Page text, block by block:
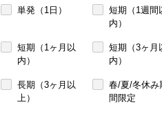
単発（1日）
短期（1週間
内）
短期（1ヶ月以
内）
短期（3ヶ月
内）
長期（3ヶ月以
上）
春/夏/冬休み
間限定